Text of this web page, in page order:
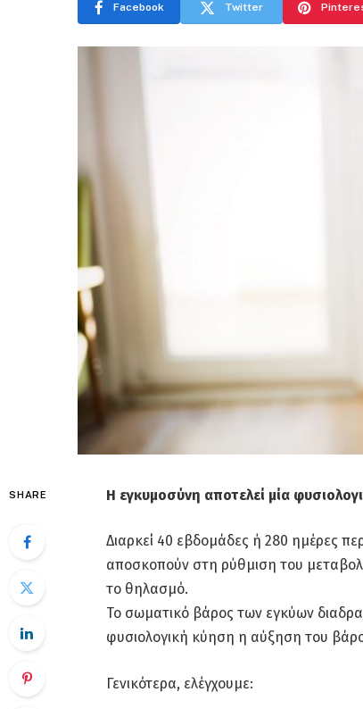
Facebook Twitter
SHARE Η εγκυμοσύνη αποτελεί μία
Διαρκεί 40 εβδομάδες ή 280 ημέρες
αποσκοπούν στη ρύθμιση του
το θηλασμό.
Το σωματικό βάρος των εγκύων
φυσιολογική κύηση η αύξηση του
Γενικότερα, ελέγχουμε: